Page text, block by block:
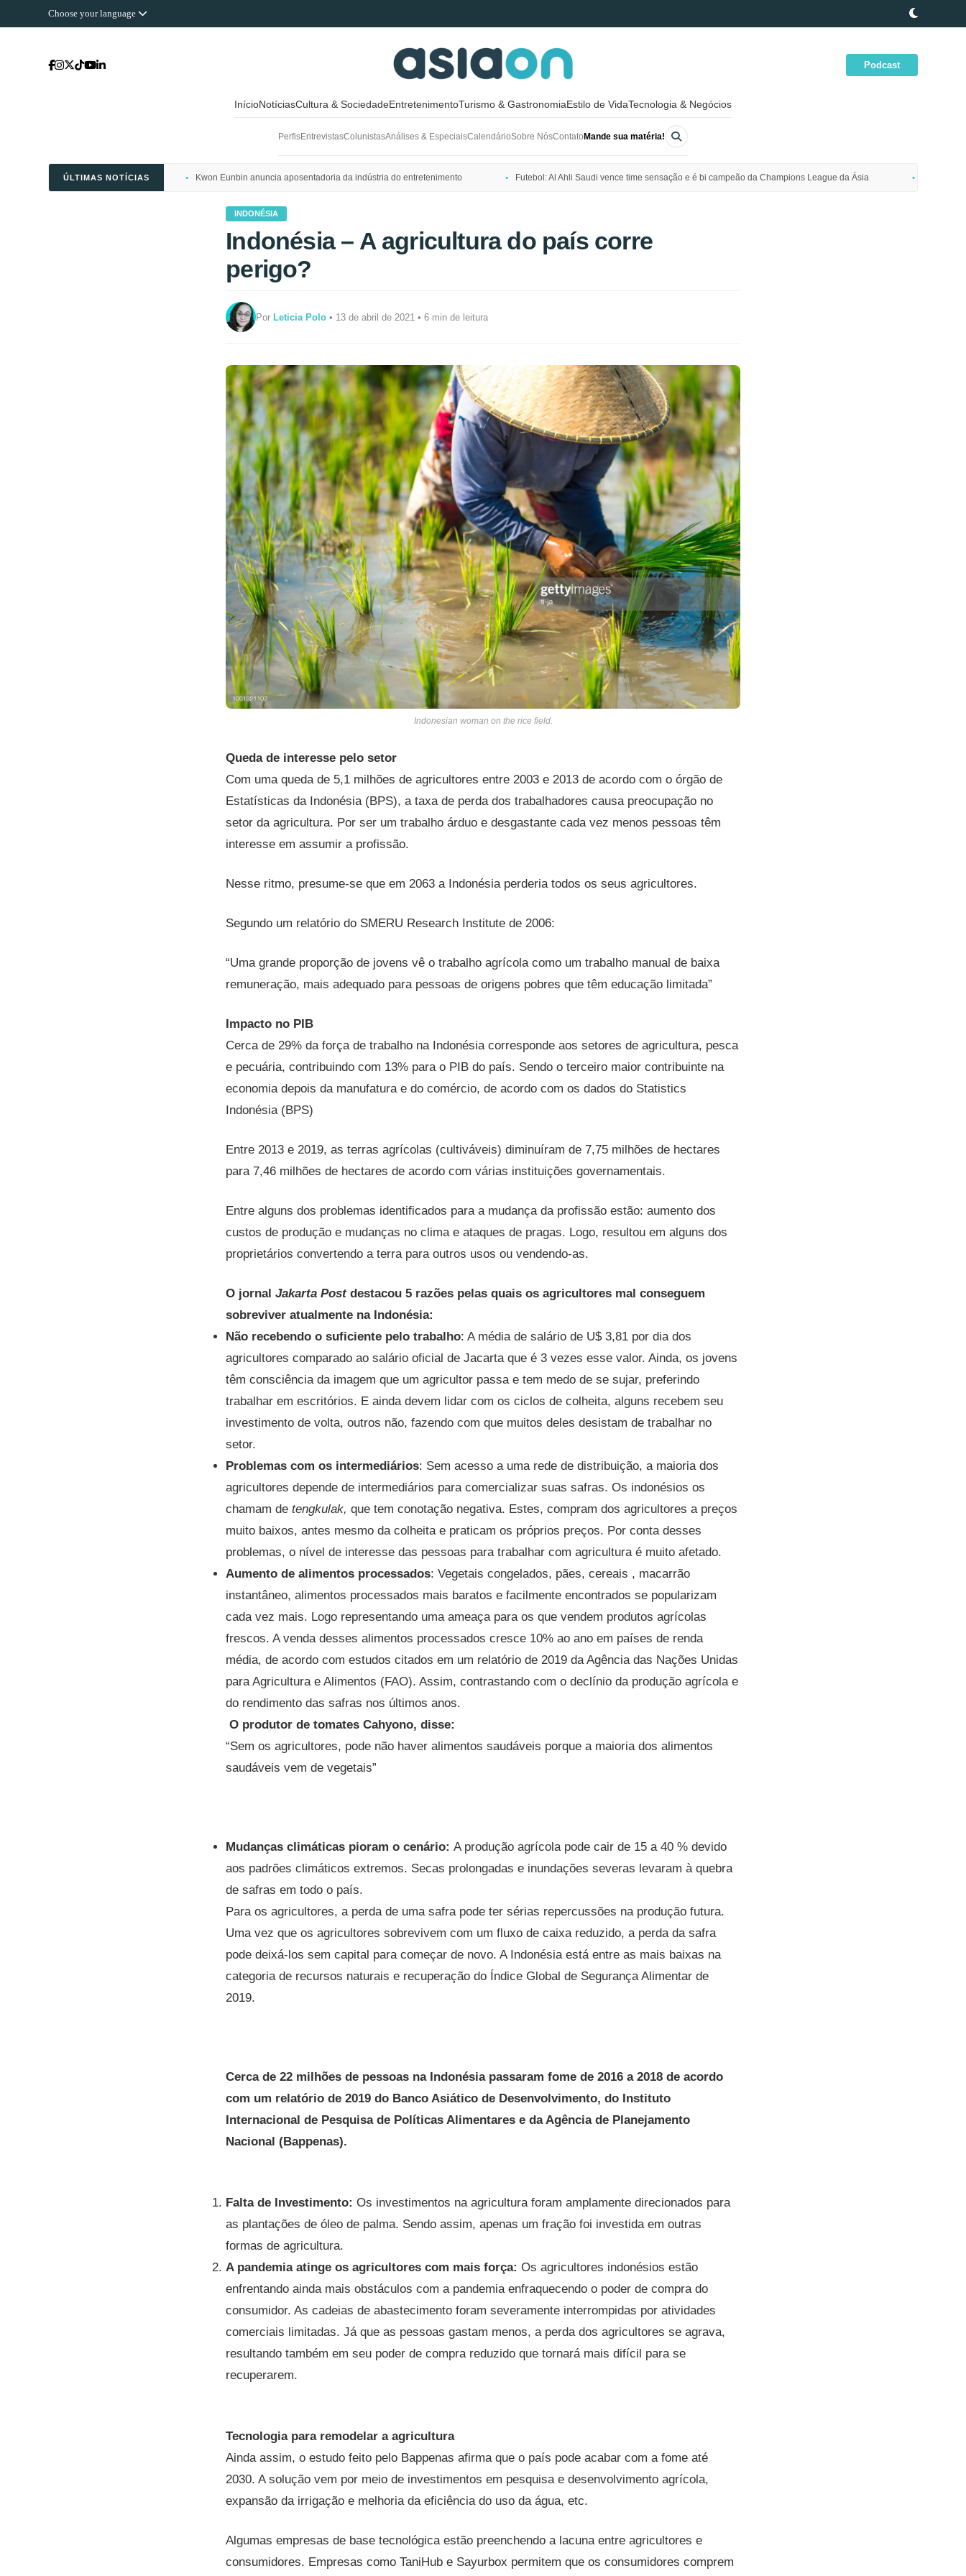
Choose your language
Podcast
InícioNotíciasCultura & SociedadeEntretenimentoTurismo & GastronomiaEstilo de VidaTecnologia & Negócios
PerfisEntrevistasColunistasAnálises & EspeciaisCalendárioSobre NósContato Mande sua matéria!
ÚLTIMAS NOTÍCIAS Kwon Eunbin anuncia aposentadoria da indústria do entretenimento Futebol: Al Ahli Saudi vence time sensação e é bi campeão da Champions League da Ásia
INDONÉSIA
Indonésia – A agricultura do país corre
perigo?
PorLeticia Polo • 13 de abril de 2021 • 6 min de leitura
Indonesian woman on the rice field.
Queda de interesse pelo setor
Com uma queda de 5,1 milhões de agricultores entre 2003 e 2013 de acordo com o órgão de
Estatísticas da Indonésia (BPS), a taxa de perda dos trabalhadores causa preocupação no
setor da agricultura. Por ser um trabalho árduo e desgastante cada vez menos pessoas têm
interesse em assumir a profissão.
Nesse ritmo, presume-se que em 2063 a Indonésia perderia todos os seus agricultores.
Segundo um relatório do SMERU Research Institute de 2006:
“Uma grande proporção de jovens vê o trabalho agrícola como um trabalho manual de baixa
remuneração, mais adequado para pessoas de origens pobres que têm educação limitada”
Impacto no PIB
Cerca de 29% da força de trabalho na Indonésia corresponde aos setores de agricultura, pesca
e pecuária, contribuindo com 13% para o PIB do país. Sendo o terceiro maior contribuinte na
economia depois da manufatura e do comércio, de acordo com os dados do Statistics
Indonésia (BPS)
Entre 2013 e 2019, as terras agrícolas (cultiváveis) diminuíram de 7,75 milhões de hectares
para 7,46 milhões de hectares de acordo com várias instituições governamentais.
Entre alguns dos problemas identificados para a mudança da profissão estão: aumento dos
custos de produção e mudanças no clima e ataques de pragas. Logo, resultou em alguns dos
proprietários convertendo a terra para outros usos ou vendendo-as.
O jornalJakarta Postdestacou 5 razões pelas quais os agricultores mal conseguem
sobreviver atualmente na Indonésia:
Não recebendo o suficiente pelo trabalho: A média de salário de U$ 3,81 por dia dos
agricultores comparado ao salário oficial de Jacarta que é 3 vezes esse valor. Ainda, os jovens
têm consciência da imagem que um agricultor passa e tem medo de se sujar, preferindo
trabalhar em escritórios. E ainda devem lidar com os ciclos de colheita, alguns recebem seu
investimento de volta, outros não, fazendo com que muitos deles desistam de trabalhar no
setor.
Problemas com os intermediários: Sem acesso a uma rede de distribuição, a maioria dos
agricultores depende de intermediários para comercializar suas safras. Os indonésios os
chamam detengkulak,que tem conotação negativa. Estes, compram dos agricultores a preços
muito baixos, antes mesmo da colheita e praticam os próprios preços. Por conta desses
problemas, o nível de interesse das pessoas para trabalhar com agricultura é muito afetado.
Aumento de alimentos processados: Vegetais congelados, pães, cereais , macarrão
instantâneo, alimentos processados mais baratos e facilmente encontrados se popularizam
cada vez mais. Logo representando uma ameaça para os que vendem produtos agrícolas
frescos. A venda desses alimentos processados cresce 10% ao ano em países de renda
média, de acordo com estudos citados em um relatório de 2019 da Agência das Nações Unidas
para Agricultura e Alimentos (FAO). Assim, contrastando com o declínio da produção agrícola e
do rendimento das safras nos últimos anos.
O produtor de tomates Cahyono, disse:
“Sem os agricultores, pode não haver alimentos saudáveis porque a maioria dos alimentos
saudáveis vem de vegetais”
Mudanças climáticas pioram o cenário:A produção agrícola pode cair de 15 a 40 % devido
aos padrões climáticos extremos. Secas prolongadas e inundações severas levaram à quebra
de safras em todo o país.
Para os agricultores, a perda de uma safra pode ter sérias repercussões na produção futura.
Uma vez que os agricultores sobrevivem com um fluxo de caixa reduzido, a perda da safra
pode deixá-los sem capital para começar de novo. A Indonésia está entre as mais baixas na
categoria de recursos naturais e recuperação do Índice Global de Segurança Alimentar de
2019.
Cerca de 22 milhões de pessoas na Indonésia passaram fome de 2016 a 2018 de acordo
com um relatório de 2019 do Banco Asiático de Desenvolvimento, do Instituto
Internacional de Pesquisa de Políticas Alimentares e da Agência de Planejamento
Nacional (Bappenas).
Falta de Investimento:Os investimentos na agricultura foram amplamente direcionados para
as plantações de óleo de palma. Sendo assim, apenas um fração foi investida em outras
formas de agricultura.
A pandemia atinge os agricultores com mais força: Os agricultores indonésios estão
enfrentando ainda mais obstáculos com a pandemia enfraquecendo o poder de compra do
consumidor. As cadeias de abastecimento foram severamente interrompidas por atividades
comerciais limitadas. Já que as pessoas gastam menos, a perda dos agricultores se agrava,
resultando também em seu poder de compra reduzido que tornará mais difícil para se
recuperarem.
Tecnologia para remodelar a agricultura
Ainda assim, o estudo feito pelo Bappenas afirma que o país pode acabar com a fome até
2030. A solução vem por meio de investimentos em pesquisa e desenvolvimento agrícola,
expansão da irrigação e melhoria da eficiência do uso da água, etc.
Algumas empresas de base tecnológica estão preenchendo a lacuna entre agricultores e
consumidores. Empresas como TaniHub e Sayurbox permitem que os consumidores comprem